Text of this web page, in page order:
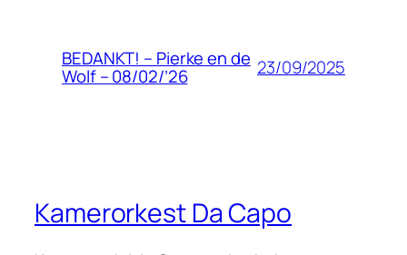
BEDANKT! – Pierke en de
Wolf – 08/02/’26 23/09/2025
Kamerorkest Da Capo